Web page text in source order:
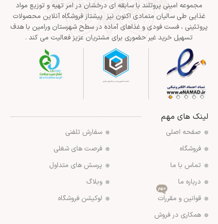
مجموعه امینی پروتلند با سابقه ای درخشان در امر تهیه و توزیع مواد
غذایی طی سالیان متمادی اکنون نیز پیشتاز فروشگاه آنلاین محصولات
پروتئینی ، فست فودی و غذاهای آماده در سطح شهرستان ورامین با هدف
تسهیل خرید غیر حضوری برای مشتریان عزیز فعالیت می کند .
لینک های مهم
صفحه اصلی
فروشگاه
تماس با ما
درباره ما
قوانین و مقررات
مهم
همکاری در فروش
سفارش تلفنی
فرصت های شغلی
پرسش های متداول
وبلاگ
لوکیشن فروشگاه